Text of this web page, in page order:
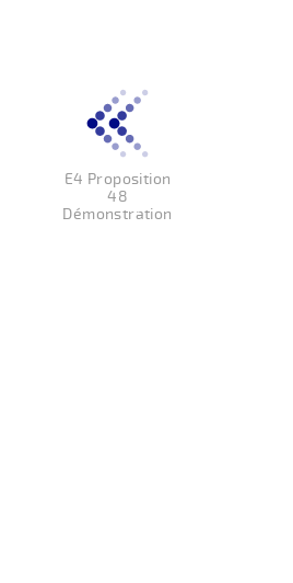
E4 Proposition
48
Démonstration